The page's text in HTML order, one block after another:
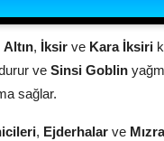
Altın, İksir ve Kara İksiri
ve Sinsi Goblin
sağlar.
, Ejderhalar ve